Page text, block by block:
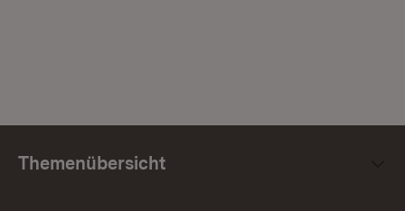
Themenübersicht